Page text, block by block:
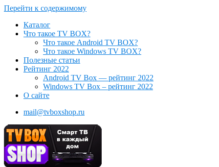
Перейти к содержимому
Каталог
Что такое TV BOX?
Что такое Android TV BOX?
Что такое Windows TV BOX?
Полезные статьи
Рейтинг 2022
Android TV Box — рейтинг 2022
Windows TV Box – рейтинг 2022
О сайте
mail@tvboxshop.ru